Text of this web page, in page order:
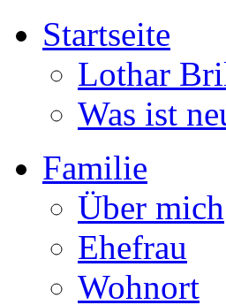
Startseite
Lothar
Was ist
Familie
Über mich
Ehefrau
Wohnort